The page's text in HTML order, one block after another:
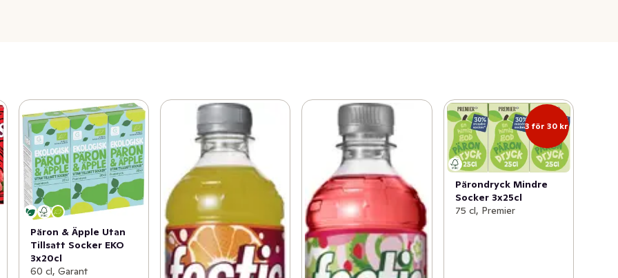
Päron & Äpple Utan
Tillsatt Socker EKO
3x20cl
60 cl, Garant
3 för 30 kr
Pärondryck Mindre
Socker 3x25cl
75 cl, Premier